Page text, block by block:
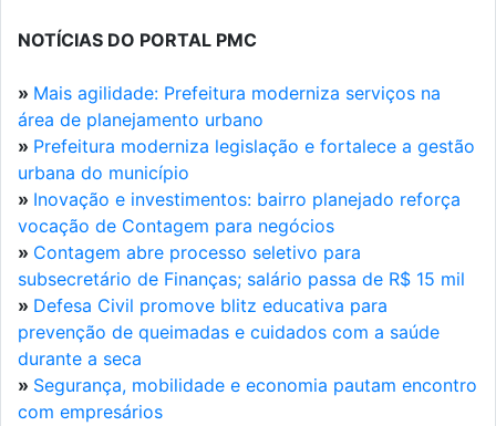
NOTÍCIAS DO PORTAL PMC
» Mais agilidade: Prefeitura moderniza serviços na
área de planejamento urbano
» Prefeitura moderniza legislação e fortalece a gestão
urbana do município
» Inovação e investimentos: bairro planejado reforça
vocação de Contagem para negócios
» Contagem abre processo seletivo para
subsecretário de Finanças; salário passa de R$ 15 mil
» Defesa Civil promove blitz educativa para
prevenção de queimadas e cuidados com a saúde
durante a seca
» Segurança, mobilidade e economia pautam encontro
com empresários